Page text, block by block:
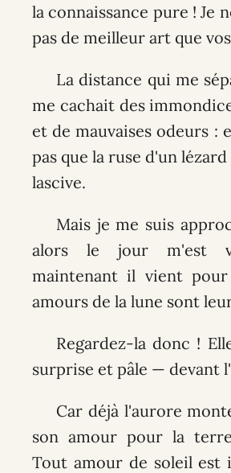
la connaissance pure ! Je
pas de meilleur art que
La distance qui me
me cachait des
et de mauvaises odeurs :
pas que la ruse d'un
lascive.
Mais je me suis
alors le jour m'est
maintenant il vient
amours de la lune sont
Regardez-la donc !
surprise et pâle — devant
Car déjà l'aurore
son amour pour la
Tout amour de soleil est